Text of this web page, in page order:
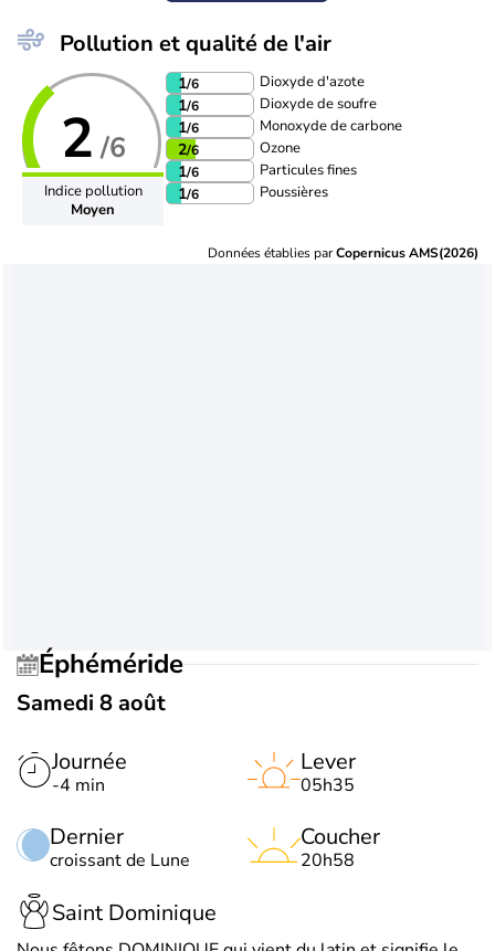
Pollution et qualité de l'air
2 /6
Indice pollution
Moyen
1/6 Dioxyde d'azote
1/6 Dioxyde de soufre
1/6 Monoxyde de carbone
2/6 Ozone
1/6 Particules fines
1/6 Poussières
Données établies parCopernicus AMS(2026)
Éphéméride
Samedi 8 août
Journée
-4 min
Dernier
croissant de Lune
Lever
05h35
Coucher
20h58
Saint Dominique